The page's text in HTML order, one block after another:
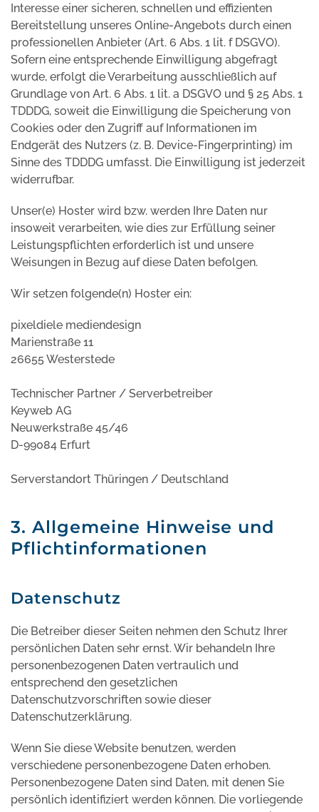
Interesse einer sicheren, schnellen und effizienten
Bereitstellung unseres Online-Angebots durch einen
professionellen Anbieter (Art. 6 Abs. 1 lit. f DSGVO).
Sofern eine entsprechende Einwilligung abgefragt
wurde, erfolgt die Verarbeitung ausschließlich auf
Grundlage von Art. 6 Abs. 1 lit. a DSGVO und § 25 Abs. 1
TDDDG, soweit die Einwilligung die Speicherung von
Cookies oder den Zugriff auf Informationen im
Endgerät des Nutzers (z. B. Device-Fingerprinting) im
Sinne des TDDDG umfasst. Die Einwilligung ist jederzeit
widerrufbar.
Unser(e) Hoster wird bzw. werden Ihre Daten nur
insoweit verarbeiten, wie dies zur Erfüllung seiner
Leistungspflichten erforderlich ist und unsere
Weisungen in Bezug auf diese Daten befolgen.
Wir setzen folgende(n) Hoster ein:
pixeldiele mediendesign
Marienstraße 11
26655 Westerstede
Technischer Partner / Serverbetreiber
Keyweb AG
Neuwerkstraße 45/46
D-99084 Erfurt
Serverstandort Thüringen / Deutschland
3. Allgemeine Hinweise und
Pflichtinformationen
Datenschutz
Die Betreiber dieser Seiten nehmen den Schutz Ihrer
persönlichen Daten sehr ernst. Wir behandeln Ihre
personenbezogenen Daten vertraulich und
entsprechend den gesetzlichen
Datenschutzvorschriften sowie dieser
Datenschutzerklärung.
Wenn Sie diese Website benutzen, werden
verschiedene personenbezogene Daten erhoben.
Personenbezogene Daten sind Daten, mit denen Sie
persönlich identifiziert werden können. Die vorliegende